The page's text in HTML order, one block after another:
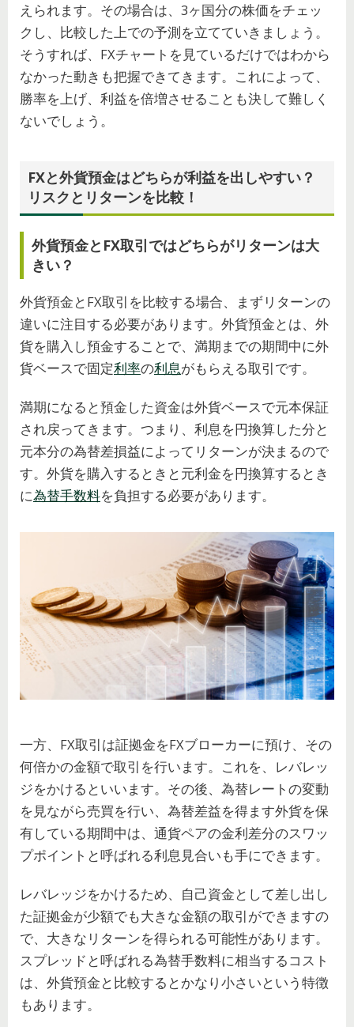
えられます。その場合は、3ヶ国分の株価をチェッ
クし、比較した上での予測を立てていきましょう。
そうすれば、FXチャートを見ているだけではわから
なかった動きも把握できてきます。これによって、
勝率を上げ、利益を倍増させることも決して難しく
ないでしょう。
FXと外貨預金はどちらが利益を出しやすい？
リスクとリターンを比較！
外貨預金とFX取引ではどちらがリターンは大
きい？
外貨預金とFX取引を比較する場合、まずリターンの
違いに注目する必要があります。外貨預金とは、外
貨を購入し預金することで、満期までの期間中に外
貨ベースで固定利率の利息がもらえる取引です。
満期になると預金した資金は外貨ベースで元本保証
され戻ってきます。つまり、利息を円換算した分と
元本分の為替差損益によってリターンが決まるので
す。外貨を購入するときと元利金を円換算するとき
に為替手数料を負担する必要があります。
一方、FX取引は証拠金をFXブローカーに預け、その
何倍かの金額で取引を行います。これを、レバレッ
ジをかけるといいます。その後、為替レートの変動
を見ながら売買を行い、為替差益を得ます外貨を保
有している期間中は、通貨ペアの金利差分のスワッ
プポイントと呼ばれる利息見合いも手にできます。
レバレッジをかけるため、自己資金として差し出し
た証拠金が少額でも大きな金額の取引ができますの
で、大きなリターンを得られる可能性があります。
スプレッドと呼ばれる為替手数料に相当するコスト
は、外貨預金と比較するとかなり小さいという特徴
もあります。